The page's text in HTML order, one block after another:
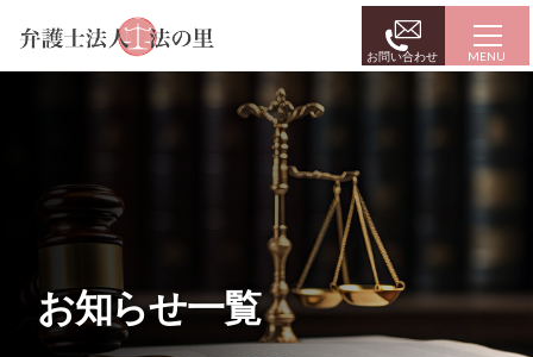
お問い合わせ
お知らせ一覧